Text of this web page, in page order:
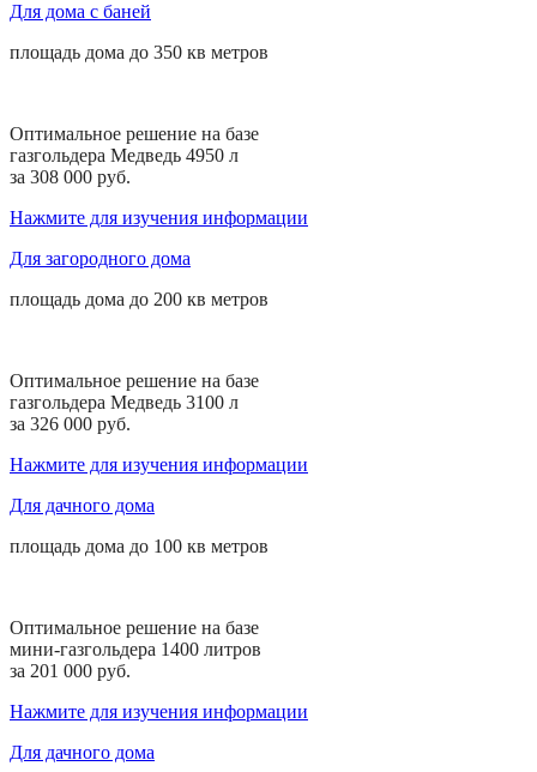
Для дома с баней
площадь дома до 350 кв метров
Оптимальное решение на базе
газгольдера Медведь 4950 л
за 308 000 руб.
Нажмите для изучения информации
Для загородного дома
площадь дома до 200 кв метров
Оптимальное решение на базе
газгольдера Медведь 3100 л
за 326 000 руб.
Нажмите для изучения информации
Для дачного дома
площадь дома до 100 кв метров
Оптимальное решение на базе
мини-газгольдера 1400 литров
за 201 000 руб.
Нажмите для изучения информации
Для дачного дома